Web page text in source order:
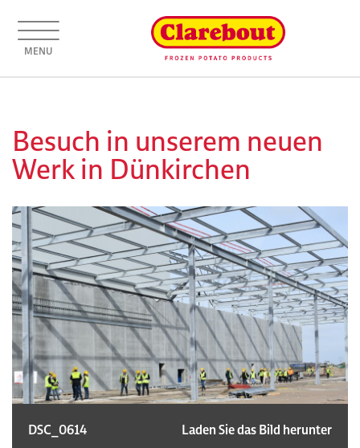
MENU
Besuch in unserem neuen
Werk in Dünkirchen
DSC_0614 Laden Sie das Bild herunter